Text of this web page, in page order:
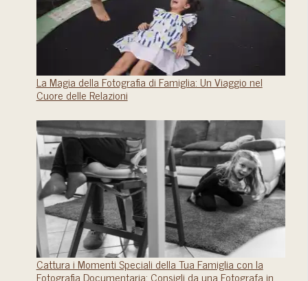
La Magia della Fotografia di Famiglia: Un Viaggio nel
Cuore delle Relazioni
Cattura i Momenti Speciali della Tua Famiglia con la
Fotografia Documentaria: Consigli da una Fotografa in